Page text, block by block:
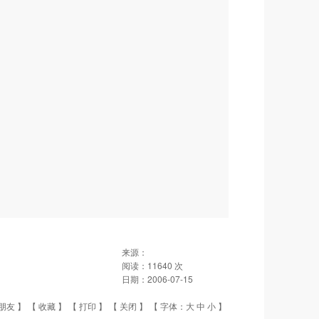
来源：
阅读： 11640 次
日期： 2006-07-15
友 】 【 收藏 】 【 打印 】 【 关闭 】 【 字体： 大中 小 】